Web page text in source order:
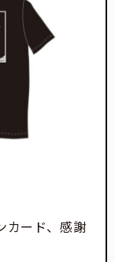
カード、感謝